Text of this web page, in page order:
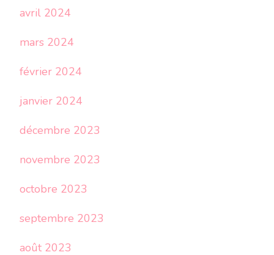
avril 2024
mars 2024
février 2024
janvier 2024
décembre 2023
novembre 2023
octobre 2023
septembre 2023
août 2023